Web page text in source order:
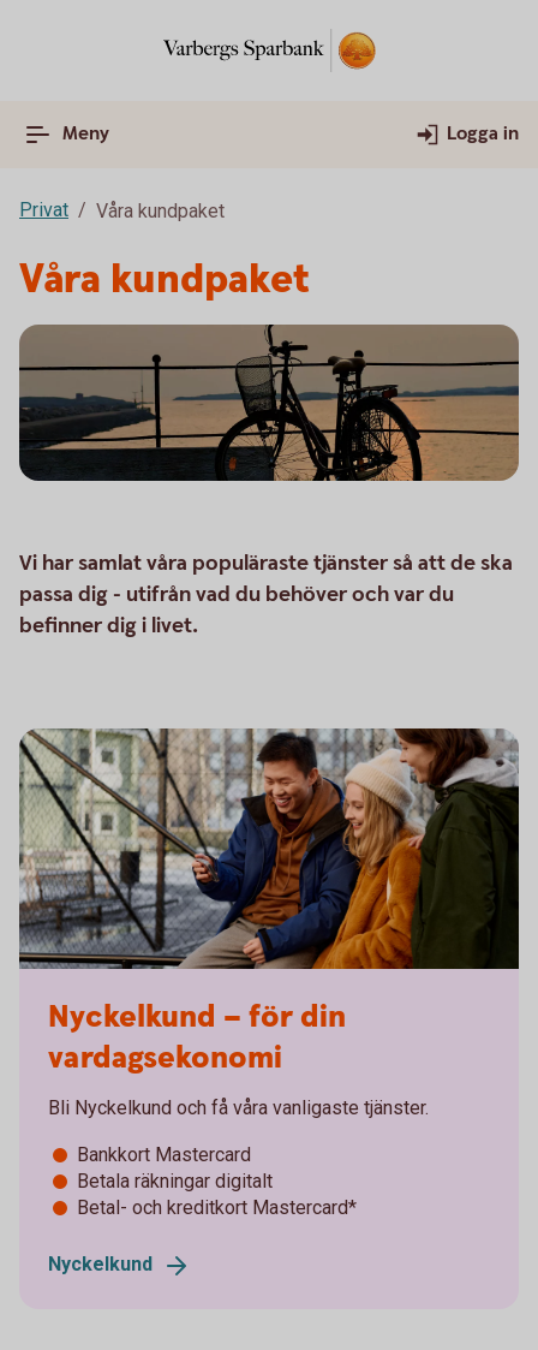
Meny Logga in
Privat Våra kundpaket
Våra kundpaket
Vi har samlat våra populäraste tjänster så att de ska
passa dig - utifrån vad du behöver och var du
befinner dig i livet.
Nyckelkund – för din
vardagsekonomi
Bli Nyckelkund och få våra vanligaste tjänster.
Bankkort Mastercard
Betala räkningar digitalt
Betal- och kreditkort Mastercard*
Nyckelkund